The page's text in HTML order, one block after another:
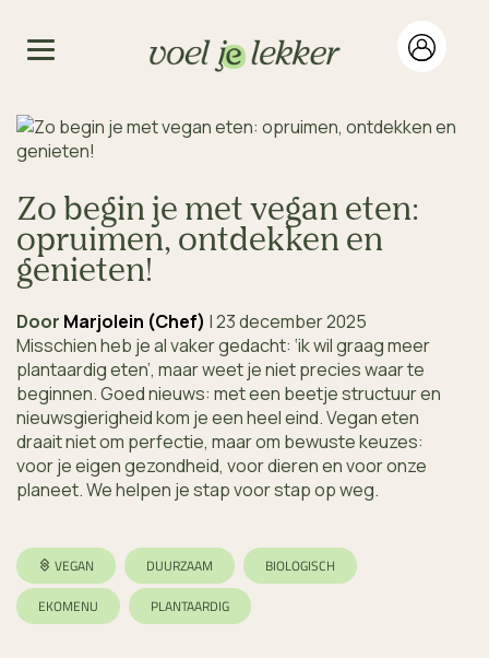
Zo begin je met vegan eten:
opruimen, ontdekken en
genieten!
Door Marjolein (Chef) |23 december 2025
Misschien heb je al vaker gedacht: ‘ik wil graag meer
plantaardig eten’, maar weet je niet precies waar te
beginnen. Goed nieuws: met een beetje structuur en
nieuwsgierigheid kom je een heel eind. Vegan eten
draait niet om perfectie, maar om bewuste keuzes:
voor je eigen gezondheid, voor dieren en voor onze
planeet. We helpen je stap voor stap op weg.
VEGAN DUURZAAM
BIOLOGISCH
EKOMENU
PLANTAARDIG